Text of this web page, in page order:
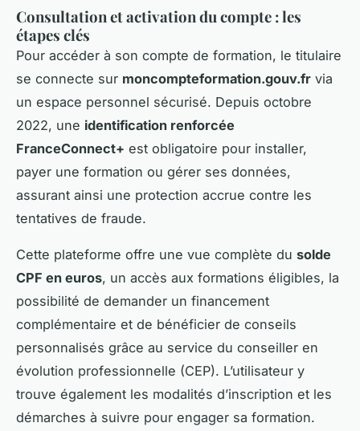
Consultation et activation du compte : les
étapes clés
Pour accéder à son compte de formation, le titulaire
se connecte sur moncompteformation.gouv.fr via
un espace personnel sécurisé. Depuis octobre
2022, une identification renforcée
FranceConnect+ est obligatoire pour installer,
payer une formation ou gérer ses données,
assurant ainsi une protection accrue contre les
tentatives de fraude.
Cette plateforme offre une vue complète du solde
CPF en euros, un accès aux formations éligibles, la
possibilité de demander un financement
complémentaire et de bénéficier de conseils
personnalisés grâce au service du conseiller en
évolution professionnelle (CEP). L’utilisateur y
trouve également les modalités d’inscription et les
démarches à suivre pour engager sa formation.